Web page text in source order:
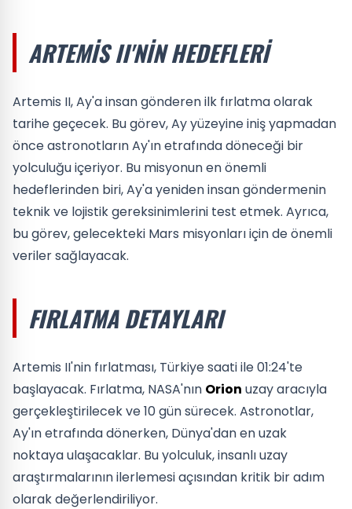
ARTEMIS II'NIN HEDEFLERI
Artemis II, Ay'a insan gönderen ilk fırlatma olarak
tarihe geçecek. Bu görev, Ay yüzeyine iniş yapmadan
önce astronotların Ay'ın etrafında döneceği bir
yolculuğu içeriyor. Bu misyonun en önemli
hedeflerinden biri, Ay'a yeniden insan göndermenin
teknik ve lojistik gereksinimlerini test etmek. Ayrıca,
bu görev, gelecekteki Mars misyonları için de önemli
veriler sağlayacak.
FIRLATMA DETAYLARI
Artemis II'nin fırlatması, Türkiye saati ile 01:24'te
başlayacak. Fırlatma, NASA'nın Orion uzay aracıyla
gerçekleştirilecek ve 10 gün sürecek. Astronotlar,
Ay'ın etrafında dönerken, Dünya'dan en uzak
noktaya ulaşacaklar. Bu yolculuk, insanlı uzay
araştırmalarının ilerlemesi açısından kritik bir adım
olarak değerlendiriliyor.